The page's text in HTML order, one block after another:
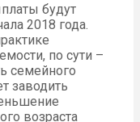
будут
2018 года.
по сути –
семейного
заводить
возраста